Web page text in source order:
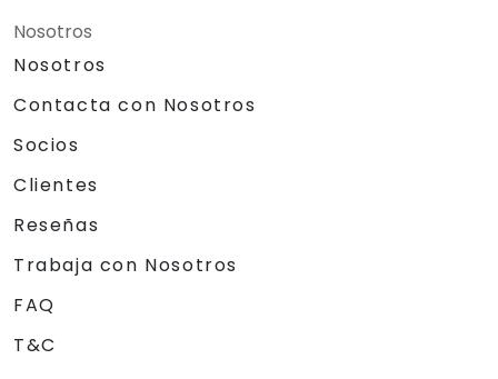
Nosotros
Nosotros
Contacta con Nosotros
Socios
Clientes
Reseñas
Trabaja con Nosotros
FAQ
T&C